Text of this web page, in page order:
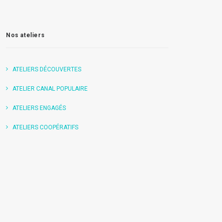
Nos ateliers
ATELIERS DÉCOUVERTES
ATELIER CANAL POPULAIRE
ATELIERS ENGAGÉS
ATELIERS COOPÉRATIFS